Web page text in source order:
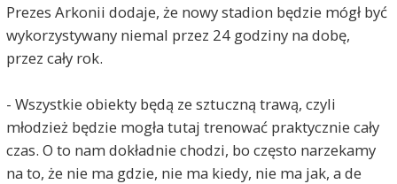
Prezes Arkonii dodaje, że nowy stadion będzie mógł być
wykorzystywany niemal przez 24 godziny na dobę,
przez cały rok.
- Wszystkie obiekty będą ze sztuczną trawą, czyli
młodzież będzie mogła tutaj trenować praktycznie cały
czas. O to nam dokładnie chodzi, bo często narzekamy
na to, że nie ma gdzie, nie ma kiedy, nie ma jak, a de